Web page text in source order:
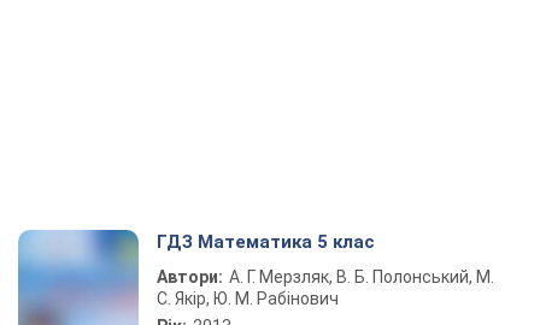
ГДЗ Математика 5 клас
Автори: А. Г. Мерзляк, В. Б. Полонський, М.
С. Якір, Ю. М. Рабінович